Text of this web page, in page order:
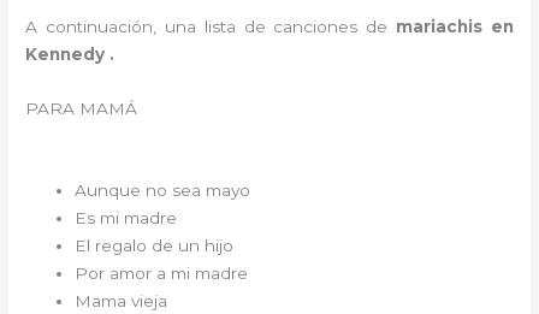
A continuación, una lista de canciones de mariachis en
Kennedy .
PARA MAMÁ
Aunque no sea mayo
Es mi madre
El regalo de un hijo
Por amor a mi madre
Mama vieja